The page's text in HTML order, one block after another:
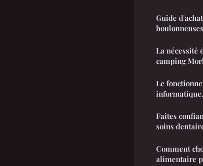
Guide
La nécessité
camping
Le
informatique.
Faites
soins
Comment
alimentaire